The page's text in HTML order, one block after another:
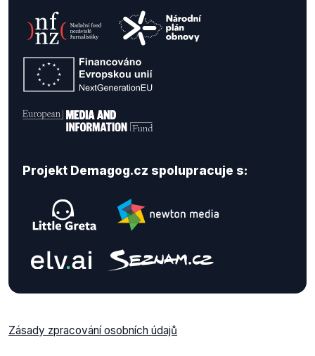
Projekt Demagog.cz spolupracuje s:
Zásady zpracování osobních údajů